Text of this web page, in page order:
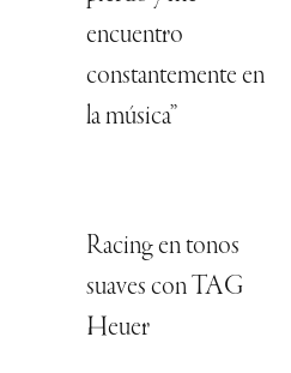
encuentro
constantemente en
la música”
Racing en tonos
suaves con TAG
Heuer